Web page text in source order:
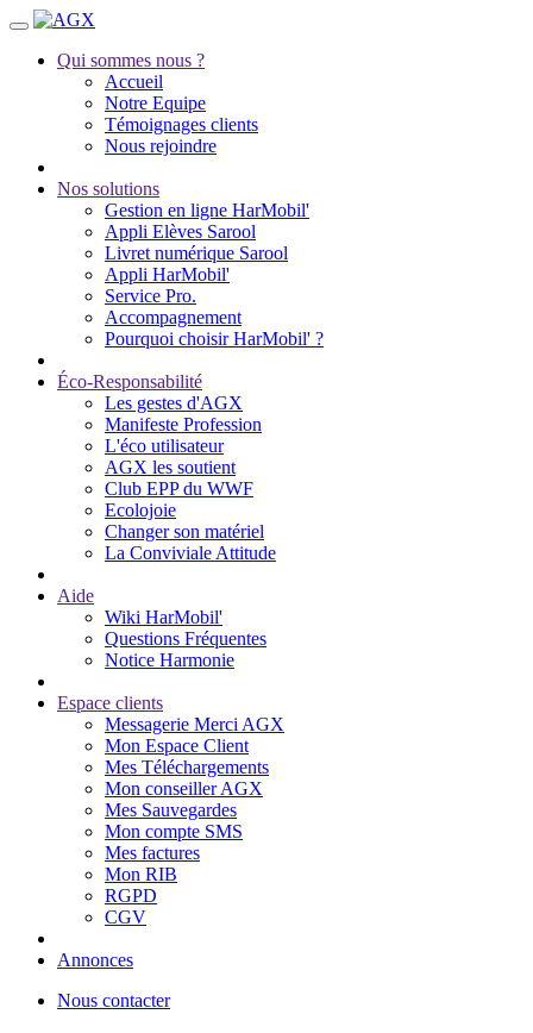
Qui sommes nous ?
Accueil
Notre Equipe
Témoignages clients
Nous rejoindre
Nos solutions
Gestion en ligne HarMobil'
Appli Elèves Sarool
Livret numérique Sarool
Appli HarMobil'
Service Pro.
Accompagnement
Pourquoi choisir HarMobil' ?
Éco-Responsabilité
Les gestes d'AGX
Manifeste Profession
L'éco utilisateur
AGX les soutient
Club EPP du WWF
Ecolojoie
Changer son matériel
La Conviviale Attitude
Aide
Wiki HarMobil'
Questions Fréquentes
Notice Harmonie
Espace clients
Messagerie Merci AGX
Mon Espace Client
Mes Téléchargements
Mon conseiller AGX
Mes Sauvegardes
Mon compte SMS
Mes factures
Mon RIB
RGPD
CGV
Annonces
Nous contacter